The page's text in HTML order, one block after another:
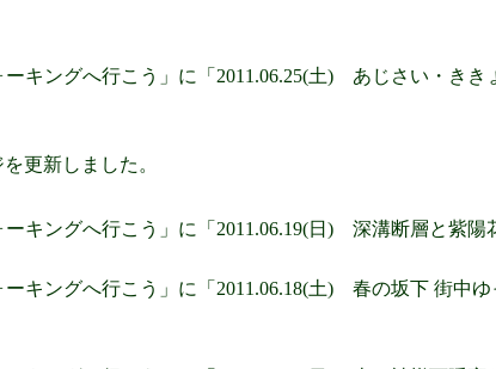
キングへ行こう」に「2011.06.25(土) あじさい・きき
更新しました。
キングへ行こう」に「2011.06.19(日) 深溝断層と紫陽
キングへ行こう」に「2011.06.18(土) 春の坂下 街中ゆ